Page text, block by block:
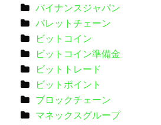
バイナンスジャパン
パレットチェーン
ビットコイン
ビットコイン準備金
ビットトレード
ビットポイント
ブロックチェーン
マネックスグループ